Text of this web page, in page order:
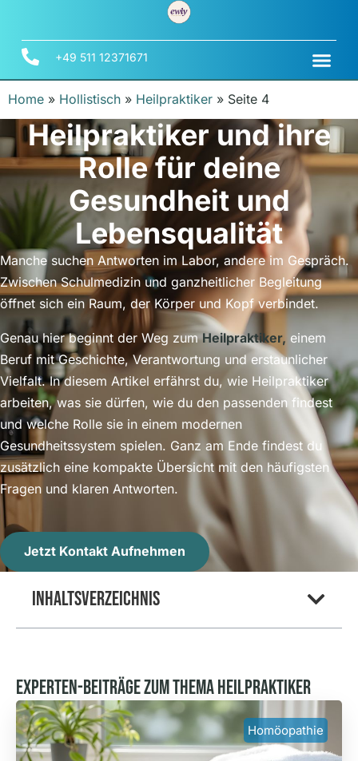
+49 511 12371671
Home » Hollistisch » Heilpraktiker » Seite 4
Heilpraktiker und ihre
Rolle für deine
Gesundheit und
Lebensqualität
Manche suchen Antworten im Labor, andere im Gespräch.
Zwischen Schulmedizin und ganzheitlicher Begleitung
öffnet sich ein Raum, der Körper und Kopf verbindet.
Genau hier beginnt der Weg zumHeilpraktiker, einem
Beruf mit Geschichte, Verantwortung und erstaunlicher
Vielfalt. In diesem Artikel erfährst du, wie Heilpraktiker
arbeiten, was sie dürfen, wie du den passenden findest
und welche Rolle sie in einem modernen
Gesundheitssystem spielen. Ganz am Ende findest du
zusätzlich eine kompakte Übersicht mit den häufigsten
Fragen und klaren Antworten.
Jetzt Kontakt Aufnehmen
Inhaltsverzeichnis
Experten-Beiträge Zum Thema Heilpraktiker
Homöopathie